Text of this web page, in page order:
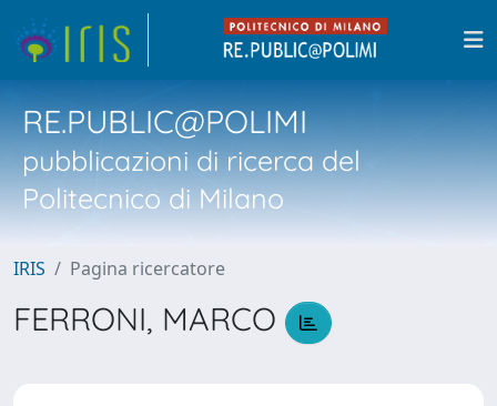
RE.PUBLIC@POLIMI
pubblicazioni di ricerca del
Politecnico di Milano
IRIS Pagina ricercatore
FERRONI, MARCO